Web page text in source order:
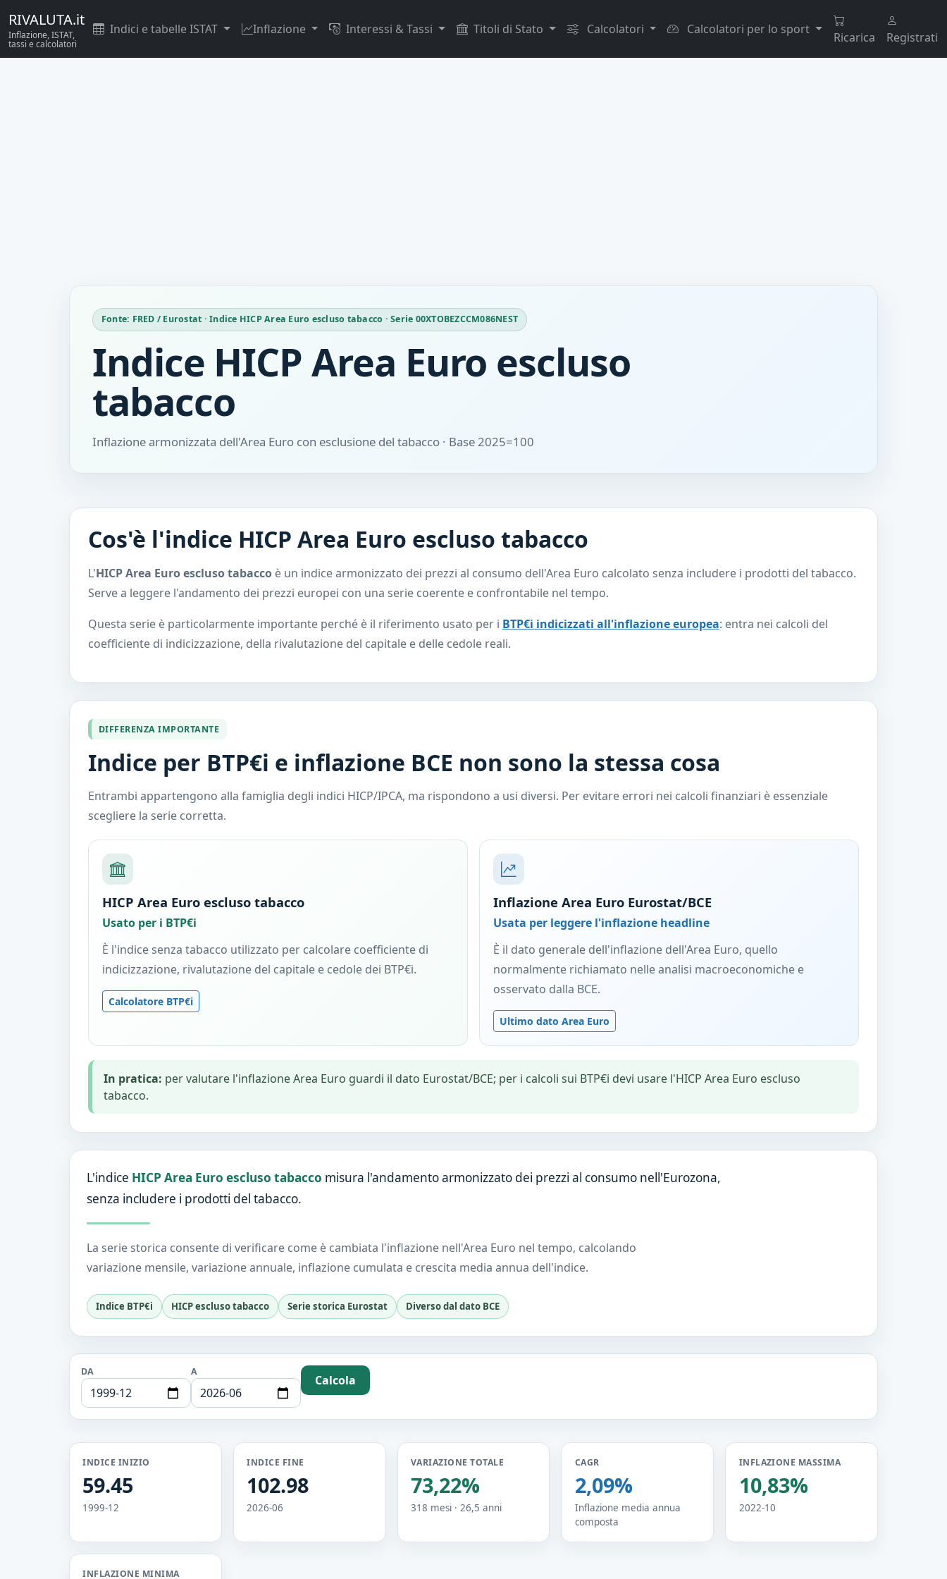
RIVALUTA.it
Inflazione, ISTAT,
tassi e calcolatori
Indici e tabelle ISTAT Inflazione Interessi & Tassi Titoli di Stato Calcolatori Calcolatori per lo sport
Ricarica Registrati
Fonte: FRED / Eurostat · Indice HICP Area Euro escluso tabacco · Serie 00XTOBEZCCM086NEST
Indice HICP Area Euro escluso
tabacco
Inflazione armonizzata dell'Area Euro con esclusione del tabacco · Base 2025=100
Cos'è l'indice HICP Area Euro escluso tabacco
L'HICP Area Euro escluso tabaccoè un indice armonizzato dei prezzi al consumo dell'Area Euro calcolato senza includere i prodotti del tabacco.
Serve a leggere l'andamento dei prezzi europei con una serie coerente e confrontabile nel tempo.
Questa serie è particolarmente importante perché è il riferimento usato per i BTP€i indicizzati all'inflazione europea: entra nei calcoli del
coefficiente di indicizzazione, della rivalutazione del capitale e delle cedole reali.
DIFFERENZA IMPORTANTE
Indice per BTP€i e inflazione BCE non sono la stessa cosa
Entrambi appartengono alla famiglia degli indici HICP/IPCA, ma rispondono a usi diversi. Per evitare errori nei calcoli finanziari è essenziale
scegliere la serie corretta.
HICP Area Euro escluso tabacco
Usato per i BTP€i
È l'indice senza tabacco utilizzato per calcolare coefficiente di
indicizzazione, rivalutazione del capitale e cedole dei BTP€i.
Calcolatore BTP€i
Inflazione Area Euro Eurostat/BCE
Usata per leggere l'inflazione headline
È il dato generale dell'inflazione dell'Area Euro, quello
normalmente richiamato nelle analisi macroeconomiche e
osservato dalla BCE.
Ultimo dato Area Euro
In pratica: per valutare l'inflazione Area Euro guardi il dato Eurostat/BCE; per i calcoli sui BTP€i devi usare l'HICP Area Euro escluso
tabacco.
L'indice HICP Area Euro escluso tabacco misura l'andamento armonizzato dei prezzi al consumo nell'Eurozona,
senza includere i prodotti del tabacco.
La serie storica consente di verificare come è cambiata l'inflazione nell'Area Euro nel tempo, calcolando
variazione mensile, variazione annuale, inflazione cumulata e crescita media annua dell'indice.
Indice BTP€i HICP escluso tabacco Serie storica Eurostat Diverso dal dato BCE
DA A
Calcola
INDICE INIZIO
59.45
1999-12
INDICE FINE
102.98
2026-06
VARIAZIONE TOTALE
73,22%
318 mesi · 26,5 anni
CAGR
2,09%
Inflazione media annua
composta
INFLAZIONE MASSIMA
10,83%
2022-10
INFLAZIONE MINIMA